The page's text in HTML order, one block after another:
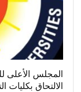
المجلس الأعلى